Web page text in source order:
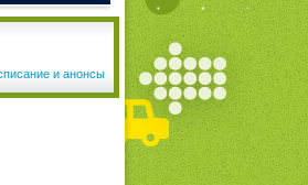
и анонсы